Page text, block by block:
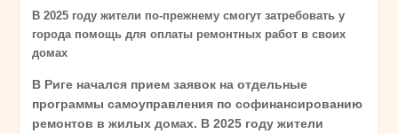
В 2025 году жители по-прежнему смогут затребовать у
города помощь для оплаты ремонтных работ в своих
домах
В Риге начался прием заявок на отдельные
программы самоуправления по софинансированию
ремонтов в жилых домах. В 2025 году жители